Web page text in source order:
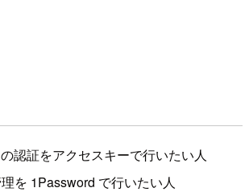
認証をアクセスキーで行いたい人
を 1Password で行いたい人